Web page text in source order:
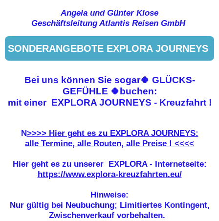
Angela und Günter Klose
Geschäftsleitung Atlantis Reisen GmbH
SONDERANGEBOTE EXPLORA JOURNEYS
Bei uns können Sie sogar🍀 GLÜCKS-
GEFÜHLE 🍀buchen:
mit einer EXPLORA JOURNEYS - Kreuzfahrt !
N>>>> Hier geht es zu EXPLORA JOURNEYS:
alle Termine, alle Routen, alle Preise ! <<<<
Hier geht es zu unserer EXPLORA - Internetseite:
https://www.explora-kreuzfahrten.eu/
Hinweise:
Nur gültig bei Neubuchung; Limitiertes Kontingent,
Zwischenverkauf vorbehalten.